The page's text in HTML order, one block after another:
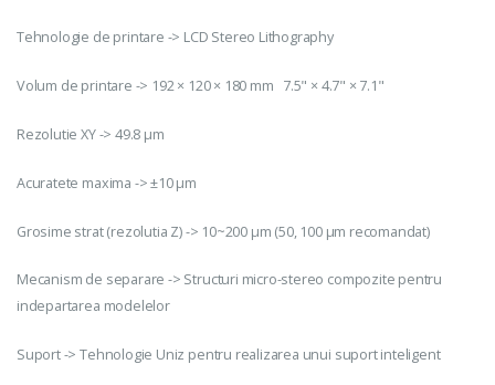
Tehnologie de printare -> LCD Stereo Lithography
Volum de printare -> 192 × 120 × 180 mm 7.5" × 4.7" × 7.1"
Rezolutie XY -> 49.8 μm
Acuratete maxima -> ±10 μm
Grosime strat (rezolutia Z) -> 10~200 μm (50, 100 μm recomandat)
Mecanism de separare -> Structuri micro-stereo compozite pentru
indepartarea modelelor
Suport -> Tehnologie Uniz pentru realizarea unui suport inteligent